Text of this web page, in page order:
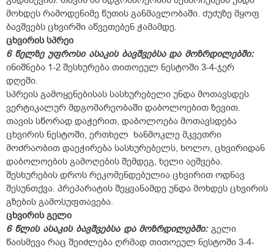
მოხდეს რამოდენიმე წუთის განმავლობაში. ძუძუზე მყოფ
ბავშვებს ცხვირში აწვეთებენ ჭამამდე.
ცხვირის სპრეი
6 წელზე უფროსი ასაკის ბავშვებსა და მოზრდილებში:
ინიშნება 1-2 შესხურება თითოეულ ნესტოში 3-4-ჯერ
დღეში.
სპრეის გამოყენებისას სასხურებელი უნდა მოთავსდეს
ვერტიკალურ მდგომარეობაში დაბოლოებით ზევით.
თავის სწორად დაჭერით, დაბოლოება მოთავსდება
ცხვირის ნესტოში, ერთხელ ხანმოკლე მკვეთრი
მოძრაობით დაეჭირება სასხურებელს, ხოლო, ცხვირიდან
დაბოლოების გამოღების შემდეგ, ხელი აეშვება.
შესხურების დროს რეკომენდებულია ცხვირით ოდნავ
შესუნთქვა. პრეპარატის შეყვანამდე უნდა მოხდეს ცხვირის
გზების გამოსუფთავება.
ცხვირისგელი
6 წლის ასაკის ბავშვებსა და მოზრდილებში: გელი
წაისმევა რაც შეიძლება ღრმად თითოეულ ნესტოში 3-4-